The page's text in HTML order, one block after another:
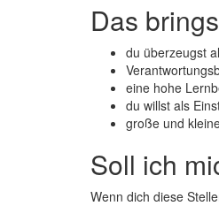
Das
du überzeugst
eine hohe
du willst als
große und
Soll ich
Wenn dich diese